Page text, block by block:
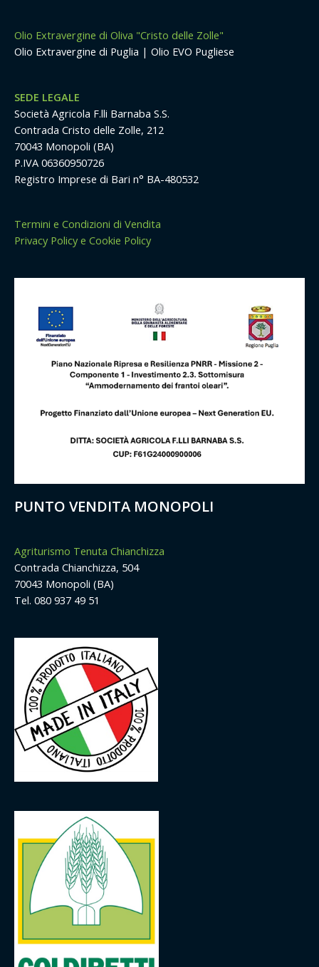
Olio Extravergine di Oliva "Cristo delle Zolle"
Olio Extravergine di Puglia | Olio EVO Pugliese
SEDE LEGALE
Società Agricola F.lli Barnaba S.S.
Contrada Cristo delle Zolle, 212
70043 Monopoli (BA)
P.IVA 06360950726
Registro Imprese di Bari n° BA-480532
Termini e Condizioni di Vendita
Privacy Policy e Cookie Policy
PUNTO VENDITA MONOPOLI
Agriturismo Tenuta Chianchizza
Contrada Chianchizza, 504
70043 Monopoli (BA)
Tel. 080 937 49 51